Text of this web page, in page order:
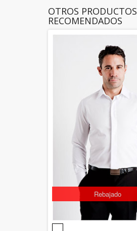
OTROS PRODUCTOS
RECOMENDADOS
Rebajado